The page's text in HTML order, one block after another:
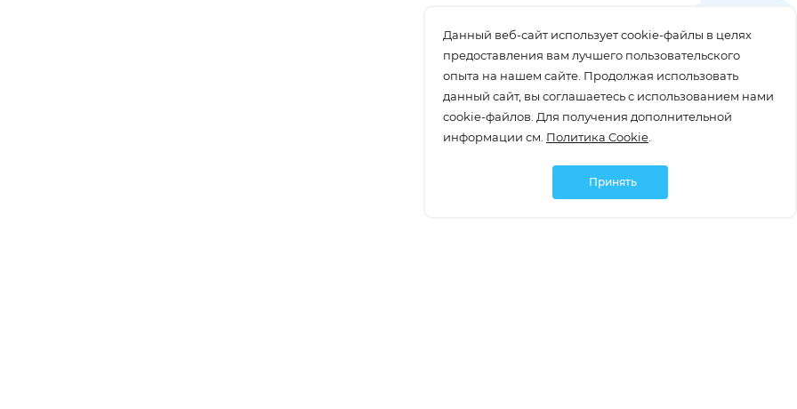
Данный веб-сайт использует cookie-файлы в целях
предоставления вам лучшего пользовательского
опыта на нашем сайте. Продолжая использовать
данный сайт, вы соглашаетесь с использованием нами
cookie-файлов. Для получения дополнительной
информации см. Политика Cookie
Принять